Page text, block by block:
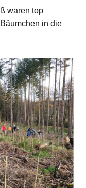
waren top
in die